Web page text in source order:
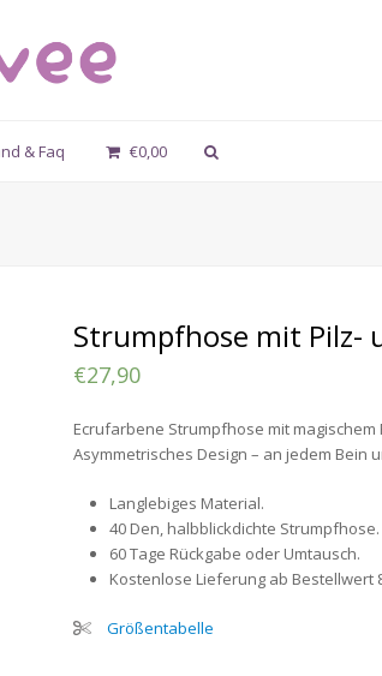
& Faq €0,00
Strumpfhose mit Pilz-
€27,90
Ecrufarbene Strumpfhose mit
Asymmetrisches Design – an jedem Bein
Langlebiges Material.
40 Den, halbblickdichte Strumpfhose.
60 Tage Rückgabe oder Umtausch.
Kostenlose Lieferung ab Bestellwert
Größentabelle